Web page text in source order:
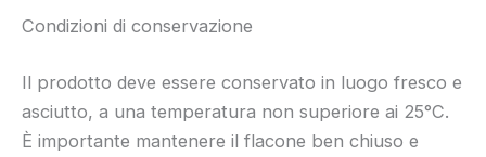
Condizioni di conservazione
Il prodotto deve essere conservato in luogo fresco e
asciutto, a una temperatura non superiore ai 25°C.
È importante mantenere il flacone ben chiuso e